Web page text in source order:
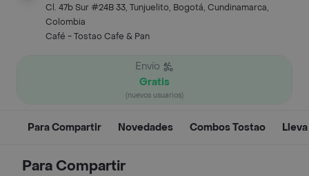
Cl. 47b Sur #24B 33, Tunjuelito, Bogotá, Cundinamarca,
Colombia
Café - Tostao Cafe & Pan
Envío
Gratis
(nuevos usuarios)
Para Compartir Novedades Combos Tostao
Para Compartir